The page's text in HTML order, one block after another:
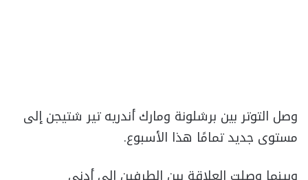
وصل التوتر بين برشلونة ومارك أندريه تير شتيجن إلى
مستوى جديد تمامًا هذا الأسبوع.